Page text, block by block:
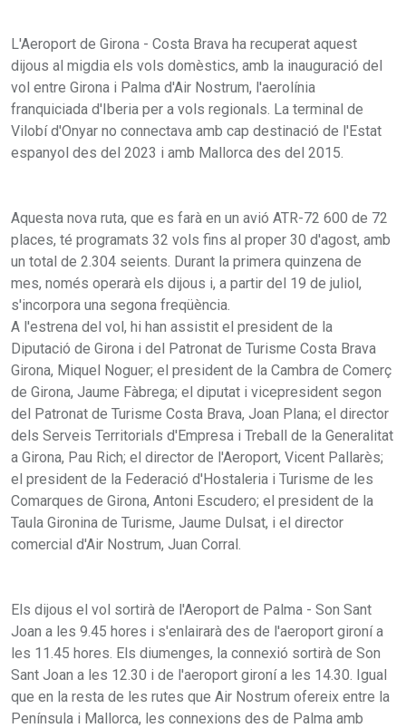
L'Aeroport de Girona - Costa Brava ha recuperat aquest
dijous al migdia els vols domèstics, amb la inauguració del
vol entre Girona i Palma d'Air Nostrum, l'aerolínia
franquiciada d'Iberia per a vols regionals. La terminal de
Vilobí d'Onyar no connectava amb cap destinació de l'Estat
espanyol des del 2023 i amb Mallorca des del 2015.
Aquesta nova ruta, que es farà en un avió ATR-72 600 de 72
places, té programats 32 vols fins al proper 30 d'agost, amb
un total de 2.304 seients. Durant la primera quinzena de
mes, només operarà els dijous i, a partir del 19 de juliol,
s'incorpora una segona freqüència.
A l'estrena del vol, hi han assistit el president de la
Diputació de Girona i del Patronat de Turisme Costa Brava
Girona, Miquel Noguer; el president de la Cambra de Comerç
de Girona, Jaume Fàbrega; el diputat i vicepresident segon
del Patronat de Turisme Costa Brava, Joan Plana; el director
dels Serveis Territorials d'Empresa i Treball de la Generalitat
a Girona, Pau Rich; el director de l'Aeroport, Vicent Pallarès;
el president de la Federació d'Hostaleria i Turisme de les
Comarques de Girona, Antoni Escudero; el president de la
Taula Gironina de Turisme, Jaume Dulsat, i el director
comercial d'Air Nostrum, Juan Corral.
Els dijous el vol sortirà de l'Aeroport de Palma - Son Sant
Joan a les 9.45 hores i s'enlairarà des de l'aeroport gironí a
les 11.45 hores. Els diumenges, la connexió sortirà de Son
Sant Joan a les 12.30 i de l'aeroport gironí a les 14.30. Igual
que en la resta de les rutes que Air Nostrum ofereix entre la
Península i Mallorca, les connexions des de Palma amb